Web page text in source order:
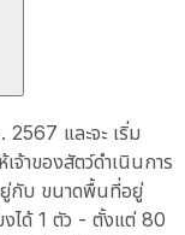
และจะ เริ่ม
จ้าของสัตว์ดำเนินการ
ยู่กับ ขนาดพื้นที่อยู่
ได้ 1 ตัว - ตั้งแต่ 80